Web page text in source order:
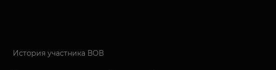
История участника ВОВ